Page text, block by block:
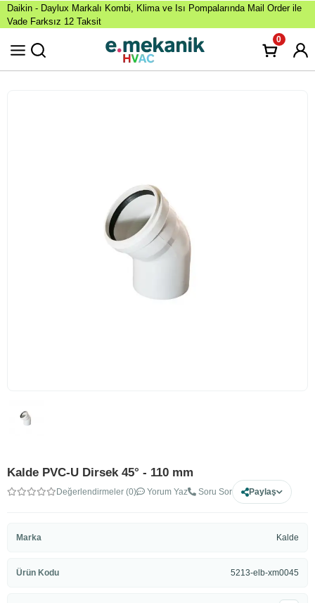
Daikin - Daylux Markalı Kombi, Klima ve Isı Pompalarında Mail Order ile
Vade Farksız 12 Taksit
0
Kalde PVC-U Dirsek 45° - 110 mm
Değerlendirmeler (0) Yorum Yaz Soru Sor Paylaş
Marka Kalde
Ürün Kodu 5213-elb-xm0045